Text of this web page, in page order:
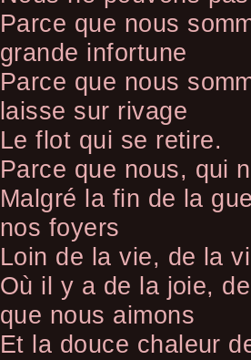
Parce que nous
grande infortune
Parce que nous
laisse sur rivage
Le flot qui se retire.
Parce que nous, qui
Malgré la fin de la
nos foyers
Loin de la vie, de la
Où il y a de la joie,
que nous aimons
Et la douce chaleur